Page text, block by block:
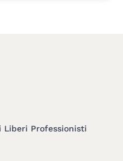
Liberi Professionisti